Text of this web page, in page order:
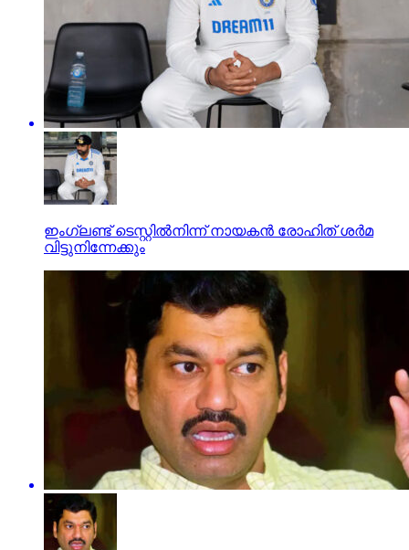
ഇംഗ്ലണ്ട് ടെസ്റ്റിൽനിന്ന് നായകന്‍ രോഹിത് ശർമ
വിട്ടുനിന്നേക്കും